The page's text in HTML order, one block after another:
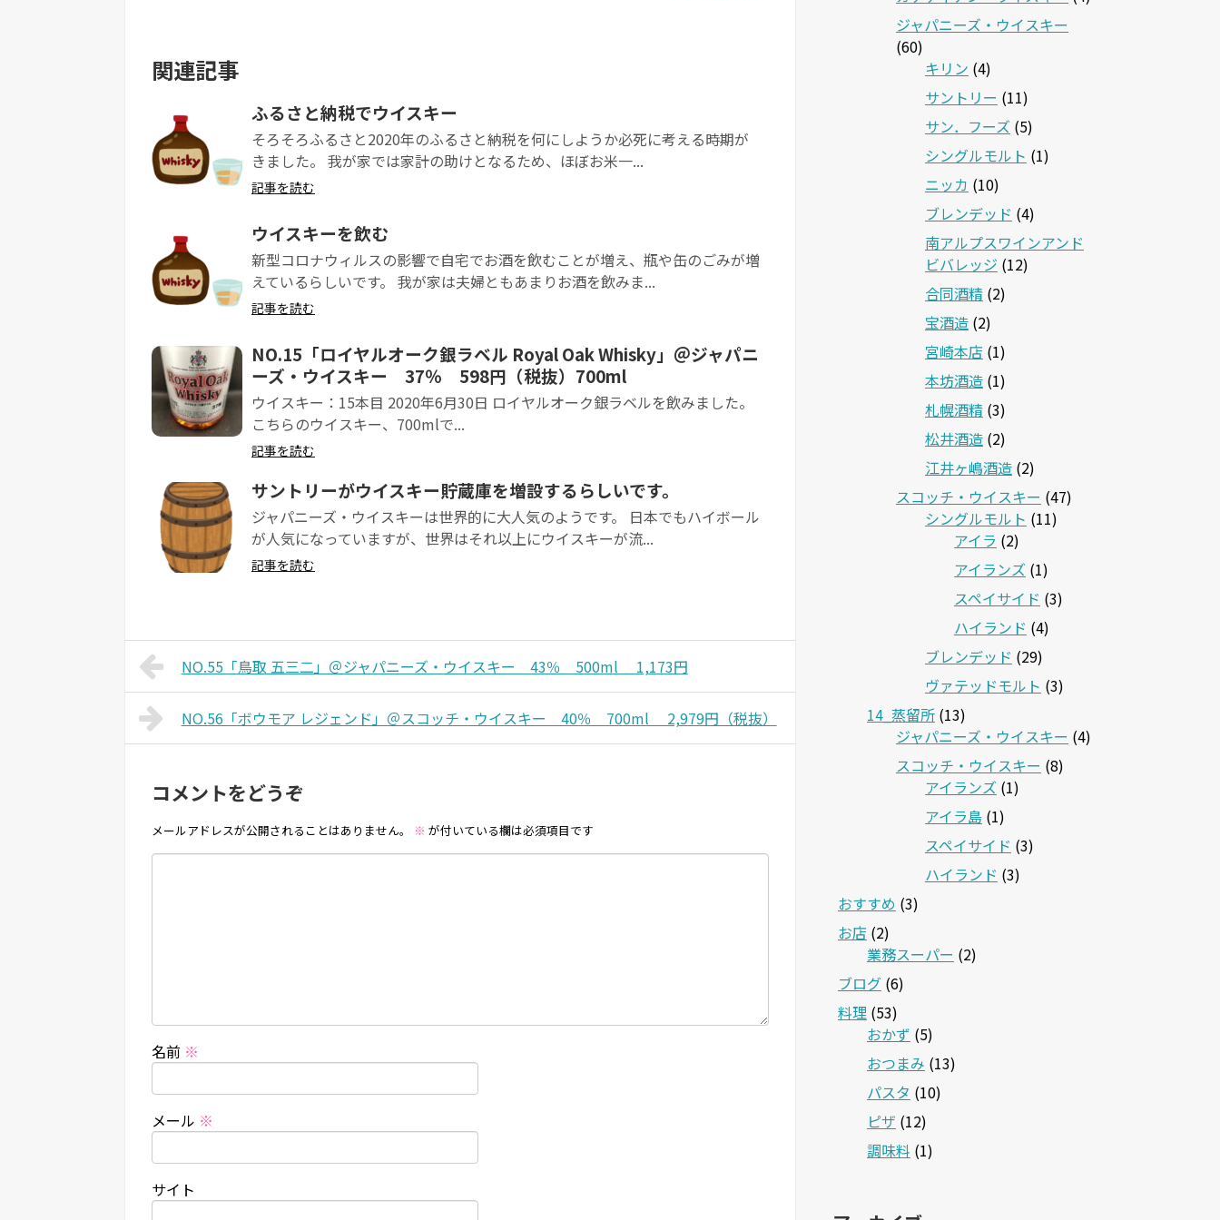
関連記事
ふるさと納税でウイスキー
そろそろふるさと2020年のふるさと納税を何にしようか必死に考える時期が
きました。 我が家では家計の助けとなるため、ほぼお米一...
記事を読む
ウイスキーを飲む
新型コロナウィルスの影響で自宅でお酒を飲むことが増え、瓶や缶のごみが増
えているらしいです。 我が家は夫婦ともあまりお酒を飲みま...
記事を読む
NO.15「ロイヤルオーク銀ラベル Royal Oak Whisky」＠ジャパニ
ーズ・ウイスキー 37％ 598円（税抜）700ml
ウイスキー：15本目 2020年6月30日 ロイヤルオーク銀ラベルを飲みました。
こちらのウイスキー、700mlで...
記事を読む
サントリーがウイスキー貯蔵庫を増設するらしいです。
ジャパニーズ・ウイスキーは世界的に大人気のようです。 日本でもハイボール
が人気になっていますが、世界はそれ以上にウイスキーが流...
記事を読む
NO.55「鳥取 五三二」＠ジャパニーズ・ウイスキー 43％ 500ml 1,173円
NO.56「ボウモア レジェンド」＠スコッチ・ウイスキー 40％ 700ml 2,979円（税抜）
コメントをどうぞ
メールアドレスが公開されることはありません。 ※ が付いている欄は必須項目です
名前 ※
メール ※
サイト
ジャパニーズ・ウイスキー
(60)
キリン (4)
サントリー (11)
サン．フーズ (5)
シングルモルト (1)
ニッカ (10)
ブレンデッド (4)
南アルプスワインアンド
ビバレッジ (12)
合同酒精 (2)
宝酒造 (2)
宮崎本店 (1)
本坊酒造 (1)
札幌酒精 (3)
松井酒造 (2)
江井ヶ嶋酒造 (2)
スコッチ・ウイスキー (47)
シングルモルト (11)
アイラ (2)
アイランズ (1)
スペイサイド (3)
ハイランド (4)
ブレンデッド (29)
ヴァテッドモルト (3)
14_蒸留所 (13)
ジャパニーズ・ウイスキー (4)
スコッチ・ウイスキー (8)
アイランズ (1)
アイラ島 (1)
スペイサイド (3)
ハイランド (3)
おすすめ (3)
お店 (2)
業務スーパー (2)
ブログ (6)
料理 (53)
おかず (5)
おつまみ (13)
パスタ (10)
ピザ (12)
調味料 (1)